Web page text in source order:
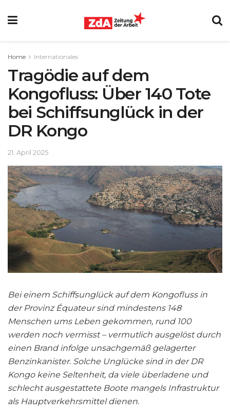
Home Internationales
Tragödie auf dem
Kongofluss: Über 140 Tote
bei Schiffsunglück in der
DR Kongo
21. April 2025
Bei einem Schiffsunglück auf dem Kongofluss in
der Provinz Équateur sind mindestens 148
Menschen ums Leben gekommen, rund 100
werden noch vermisst – vermutlich ausgelöst durch
einen Brand infolge unsachgemäß gelagerter
Benzinkanister. Solche Unglücke sind in der DR
Kongo keine Seltenheit, da viele überladene und
schlecht ausgestattete Boote mangels Infrastruktur
als Hauptverkehrsmittel dienen.